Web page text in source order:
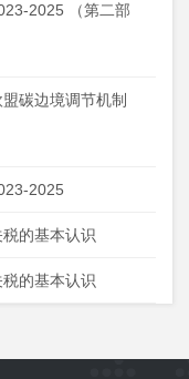
2025 （第二部
碳边境调节机制
2025
的基本认识
的基本认识